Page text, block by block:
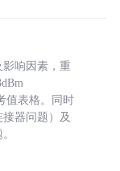
响因素，重
值表格。同时
器问题）及